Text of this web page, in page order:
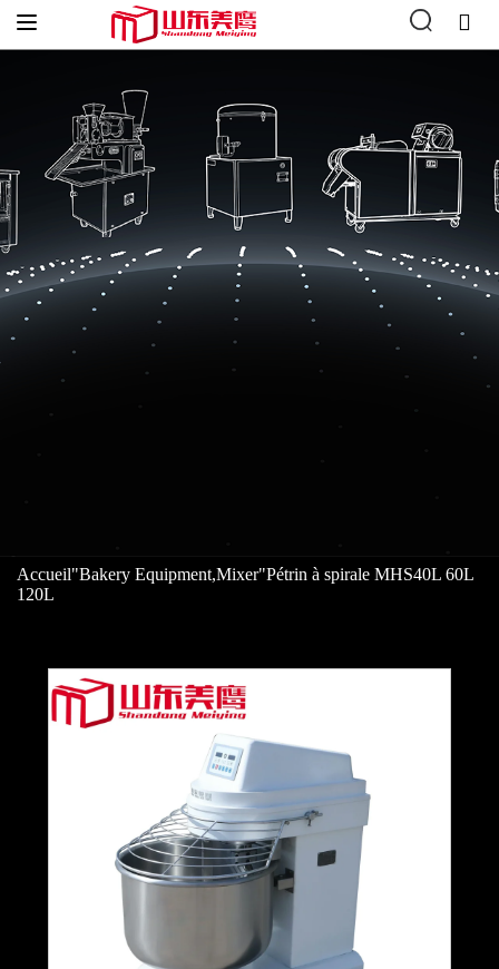
Accueil"Bakery Equipment,Mixer"Pétrin à spirale MHS40L 60L
120L